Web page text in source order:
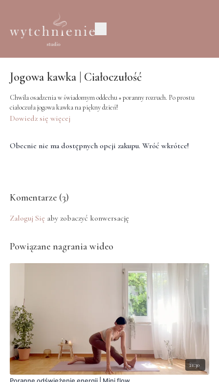
Jogowa kawka | Ciałoczułość
Chwila osadzenia w świadomym oddechu + poranny rozruch. Po prostu
ciałoczuła jogowa kawka na piękny dzień!
Dowiedz się więcej
Obecnie nie ma dostępnych opcji zakupu. Wróć wkrótce!
Komentarze (3)
Zaloguj Się aby zobaczyć konwersację
Powiązane nagrania wideo
21:30